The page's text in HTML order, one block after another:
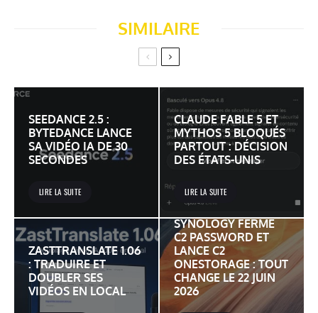
SIMILAIRE
SEEDANCE 2.5 :
BYTEDANCE LANCE
SA VIDÉO IA DE 30
SECONDES
LIRE LA SUITE
CLAUDE FABLE 5 ET
MYTHOS 5 BLOQUÉS
PARTOUT : DÉCISION
DES ÉTATS-UNIS
LIRE LA SUITE
ZASTTRANSLATE 1.06
: TRADUIRE ET
DOUBLER SES
VIDÉOS EN LOCAL
SYNOLOGY FERME
C2 PASSWORD ET
LANCE C2
ONESTORAGE : TOUT
CHANGE LE 22 JUIN
2026